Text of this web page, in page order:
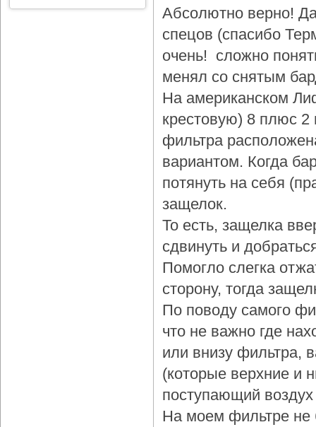
Абсолютно верно!
спецов (спасибо
очень! сложно
менял со снятым
На американском
крестовую) 8 плюс 2
фильтра
вариантом. Когда
потянуть на себя
защелок.
То есть, защелка
сдвинуть и
Помогло слегка
сторону, тогда
По поводу самого
что не важно где
или внизу фильтра,
(которые верхние и
поступающий
На моем фильтре не